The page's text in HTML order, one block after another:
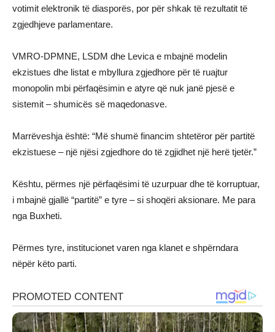
votimit elektronik të diasporës, por për shkak të rezultatit të
zgjedhjeve parlamentare.
VMRO-DPMNE, LSDM dhe Levica e mbajnë modelin
ekzistues dhe listat e mbyllura zgjedhore për të ruajtur
monopolin mbi përfaqësimin e atyre që nuk janë pjesë e
sistemit – shumicës së maqedonasve.
Marrëveshja është: “Më shumë financim shtetëror për partitë
ekzistuese – një njësi zgjedhore do të zgjidhet një herë tjetër.”
Kështu, përmes një përfaqësimi të uzurpuar dhe të korruptuar,
i mbajnë gjallë “partitë” e tyre – si shoqëri aksionare. Me para
nga Buxheti.
Përmes tyre, institucionet varen nga klanet e shpërndara
nëpër këto parti.